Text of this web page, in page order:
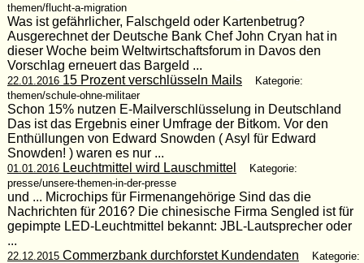
themen/flucht-a-migration
Was ist gefährlicher, Falschgeld oder Kartenbetrug?
Ausgerechnet der Deutsche Bank Chef John Cryan hat in
dieser Woche beim Weltwirtschaftsforum in Davos den
Vorschlag erneuert das Bargeld ...
22.01.201615 Prozent verschlüsseln Mails
Kategorie:
themen/schule-ohne-militaer
Schon 15% nutzen E-Mailverschlüsselung in Deutschland
Das ist das Ergebnis einer Umfrage der Bitkom. Vor den
Enthüllungen von Edward Snowden ( Asyl für Edward
Snowden! ) waren es nur ...
01.01.2016Leuchtmittel wird Lauschmittel
Kategorie:
presse/unsere-themen-in-der-presse
und ... Microchips für Firmenangehörige Sind das die
Nachrichten für 2016? Die chinesische Firma Sengled ist für
gepimpte LED-Leuchtmittel bekannt: JBL-Lautsprecher oder
...
22.12.2015Commerzbank durchforstet Kundendaten
Kategorie: